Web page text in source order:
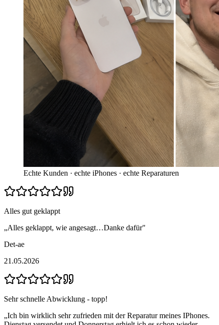
Echte Kunden · echte iPhones · echte Reparaturen
Alles gut geklappt
„Alles geklappt, wie angesagt…Danke dafür"
Det-ae
21.05.2026
Sehr schnelle Abwicklung - topp!
„Ich bin wirklich sehr zufrieden mit der Reparatur meines IPhones.